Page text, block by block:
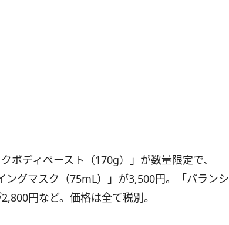
ボディペースト（170g）」が数量限定で、
グマスク（75mL）」が3,500円。「バランシ
円など。価格は全て税別。